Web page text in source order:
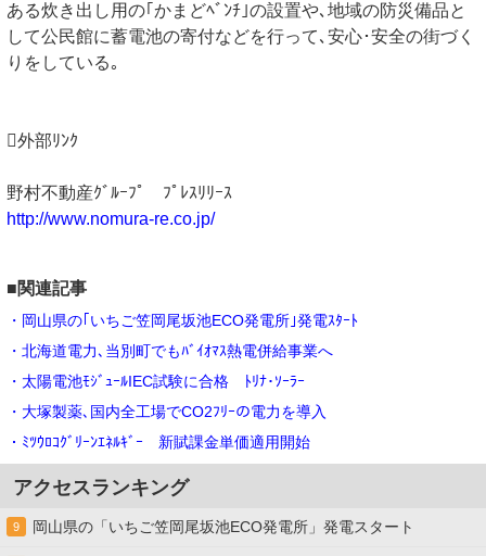
ある炊き出し用の｢かまどﾍﾞﾝﾁ｣の設置や､地域の防災備品と
して公民館に蓄電池の寄付などを行って､安心･安全の街づく
りをしている｡
外部ﾘﾝｸ
野村不動産ｸﾞﾙｰﾌﾟ ﾌﾟﾚｽﾘﾘｰｽ
http://www.nomura-re.co.jp/
■関連記事
・岡山県の｢いちご笠岡尾坂池ECO発電所｣発電ｽﾀｰﾄ
・北海道電力､当別町でもﾊﾞｲｵﾏｽ熱電併給事業へ
・太陽電池ﾓｼﾞｭｰﾙIEC試験に合格 ﾄﾘﾅ･ｿｰﾗｰ
・大塚製薬､国内全工場でCO2ﾌﾘｰの電力を導入
・ﾐﾂｳﾛｺｸﾞﾘｰﾝｴﾈﾙｷﾞｰ 新賦課金単価適用開始
アクセスランキング
9 岡山県の「いちご笠岡尾坂池ECO発電所」発電スタート